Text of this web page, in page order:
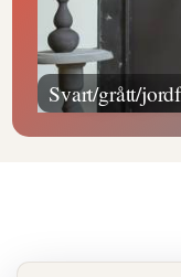
Svart/grått/